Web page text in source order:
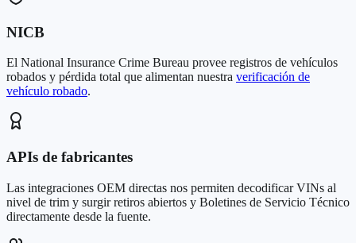
NICB
El National Insurance Crime Bureau provee registros de vehículos
robados y pérdida total que alimentan nuestra verificación de
vehículo robado.
APIs de fabricantes
Las integraciones OEM directas nos permiten decodificar VINs al
nivel de trim y surgir retiros abiertos y Boletines de Servicio Técnico
directamente desde la fuente.